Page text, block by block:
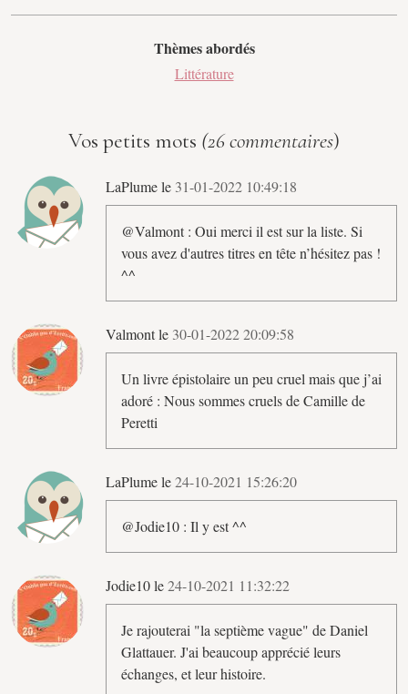
Thèmes abordés
Littérature
Vos petits mots (26 commentaires)
LaPlume le 31-01-2022 10:49:18
@Valmont : Oui merci il est sur la liste. Si
vous avez d'autres titres en tête n’hésitez pas !
^^
Valmont le 30-01-2022 20:09:58
Un livre épistolaire un peu cruel mais que j’ai
adoré : Nous sommes cruels de Camille de
Peretti
LaPlume le24-10-2021 15:26:20
@Jodie10 : Il y est ^^
Jodie10 le24-10-2021 11:32:22
Je rajouterai "la septième vague" de Daniel
Glattauer. J'ai beaucoup apprécié leurs
échanges, et leur histoire.